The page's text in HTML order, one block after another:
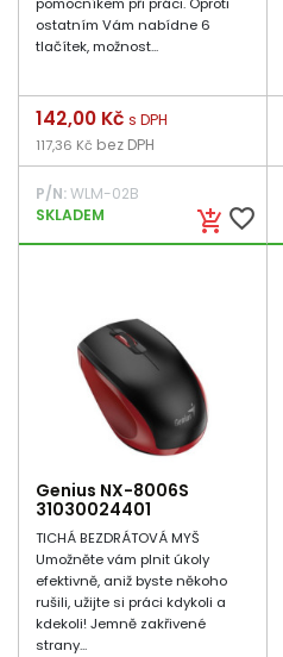
pomocníkem při práci. Oproti
ostatním Vám nabídne 6
tlačítek, možnost...
add_shopping_cart favorite_border
Cena
142,00 Kč s DPH
117,36 Kč bez DPH
P/N:WLM-02B
SKLADEM
Genius NX-8006S
31030024401
TICHÁ BEZDRÁTOVÁ MYŠ
Umožněte vám plnit úkoly
efektivně, aniž byste někoho
rušili, užijte si práci kdykoli a
kdekoli! Jemně zakřivené
strany...